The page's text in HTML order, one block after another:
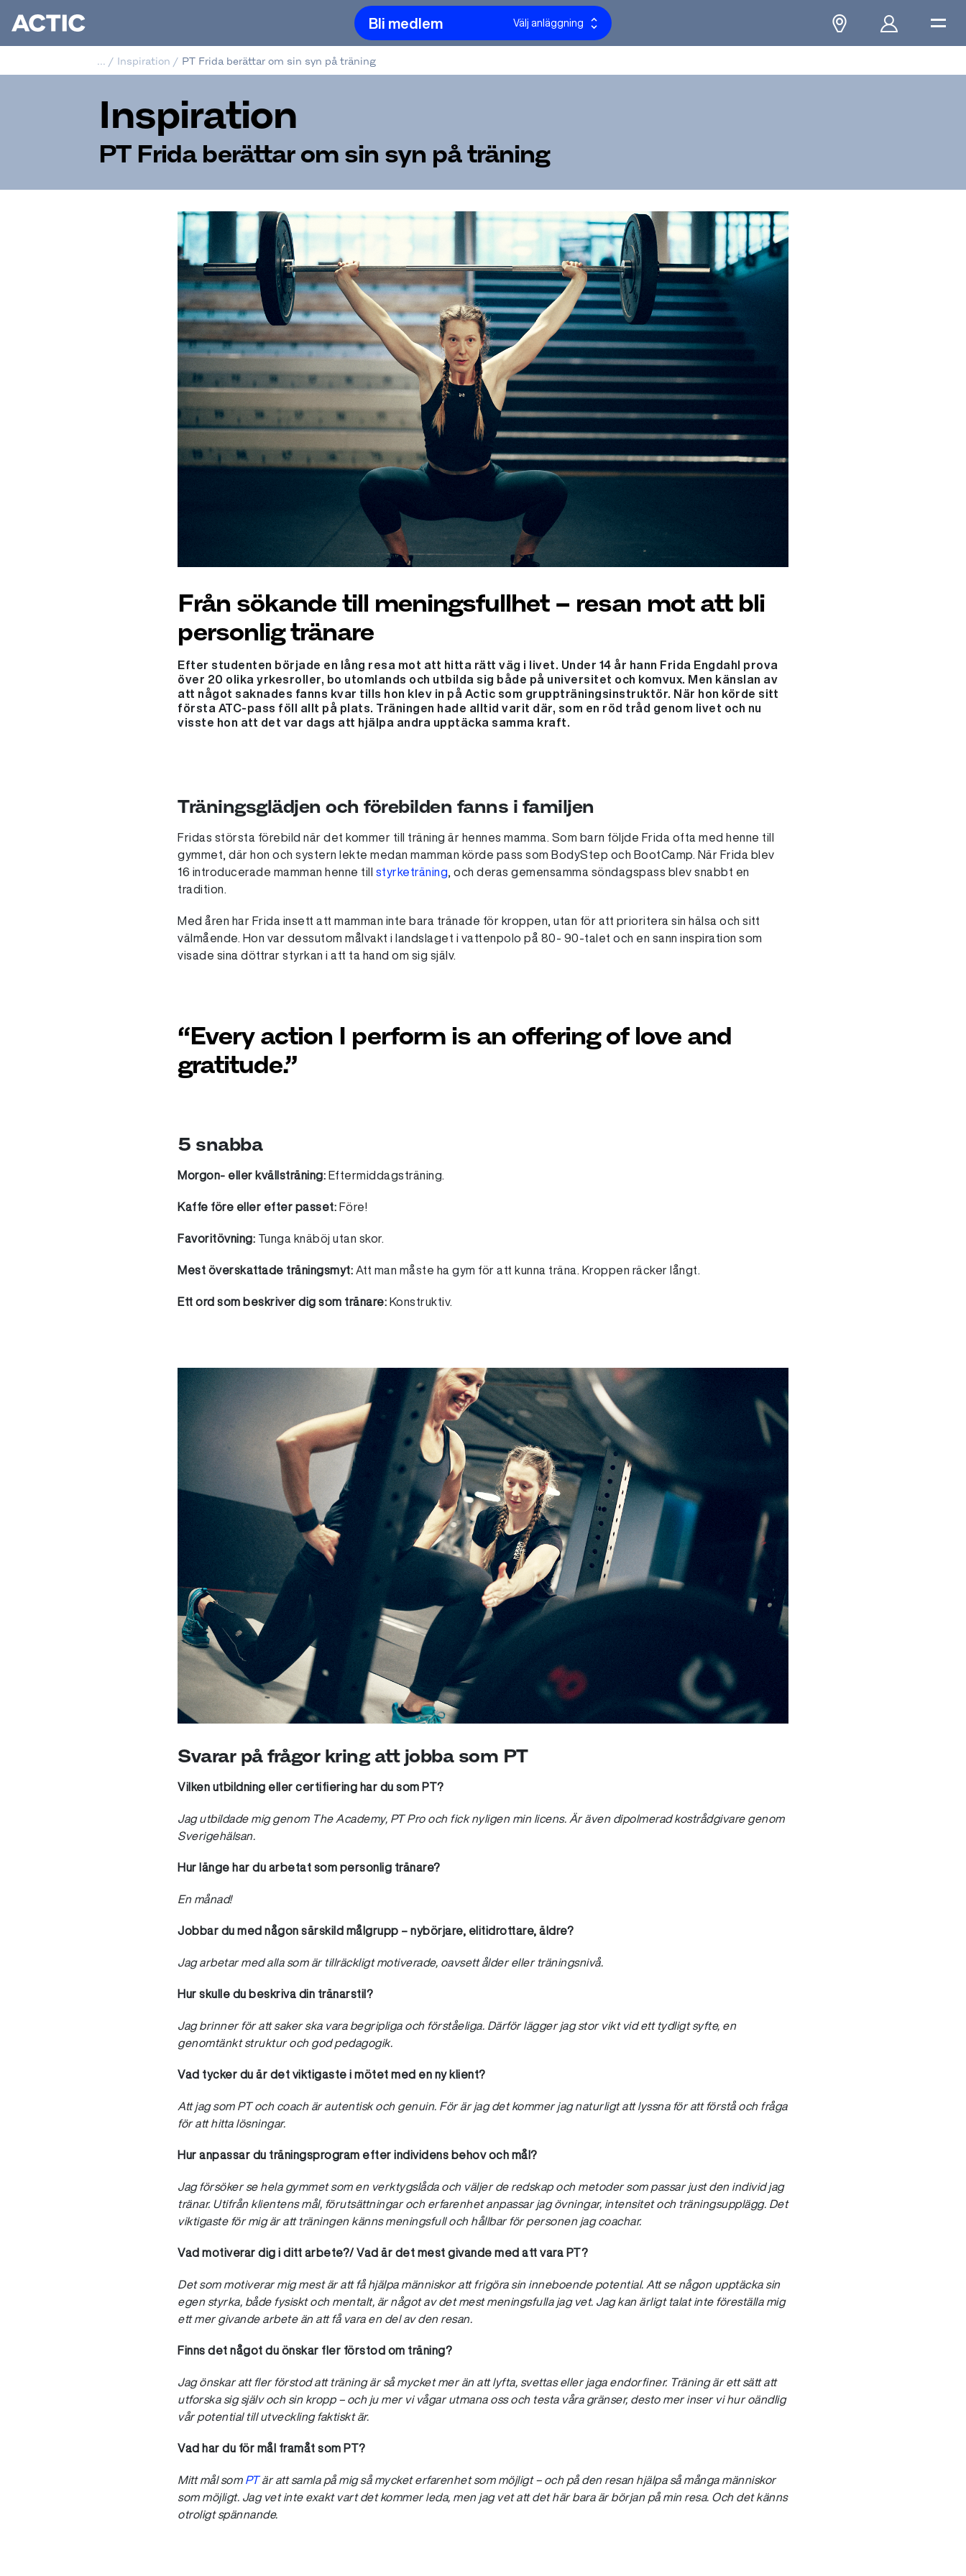
Bli medlem Välj anläggning
... / Inspiration / PT Frida berättar om sin syn på träning
Inspiration
PT Frida berättar om sin syn på träning
Från sökande till meningsfullhet – resan mot att bli
personlig tränare
Efter studenten började en lång resa mot att hitta rätt väg i livet. Under 14 år hann Frida Engdahl prova
över 20 olika yrkesroller, bo utomlands och utbilda sig både på universitet och komvux. Men känslan av
att något saknades fanns kvar tills hon klev in på Actic som gruppträningsinstruktör. När hon körde sitt
första ATC-pass föll allt på plats. Träningen hade alltid varit där, som en röd tråd genom livet och nu
visste hon att det var dags att hjälpa andra upptäcka samma kraft.
Träningsglädjen och förebilden fanns i familjen
Fridas största förebild när det kommer till träning är hennes mamma. Som barn följde Frida ofta med henne till
gymmet, där hon och systern lekte medan mamman körde pass som BodyStep och BootCamp. När Frida blev
16 introducerade mamman henne till styrketräning , och deras gemensamma söndagspass blev snabbt en
tradition.
Med åren har Frida insett att mamman inte bara tränade för kroppen, utan för att prioritera sin hälsa och sitt
välmående. Hon var dessutom målvakt i landslaget i vattenpolo på 80- 90-talet och en sann inspiration som
visade sina döttrar styrkan i att ta hand om sig själv.
“Every action I perform is an offering of love and
gratitude.”
5 snabba
Morgon- eller kvällsträning: Eftermiddagsträning.
Kaffe före eller efter passet: Före!
Favoritövning: Tunga knäböj utan skor.
Mest överskattade träningsmyt: Att man måste ha gym för att kunna träna. Kroppen räcker långt.
Ett ord som beskriver dig som tränare: Konstruktiv.
Svarar på frågor kring att jobba som PT
Vilken utbildning eller certifiering har du som PT?
Jag utbildade mig genom The Academy, PT Pro och fick nyligen min licens. Är även dipolmerad kostrådgivare genom
Sverigehälsan.
Hur länge har du arbetat som personlig tränare?
En månad!
Jobbar du med någon särskild målgrupp – nybörjare, elitidrottare, äldre?
Jag arbetar med alla som är tillräckligt motiverade, oavsett ålder eller träningsnivå.
Hur skulle du beskriva din tränarstil?
Jag brinner för att saker ska vara begripliga och förståeliga. Därför lägger jag stor vikt vid ett tydligt syfte, en
genomtänkt struktur och god pedagogik.
Vad tycker du är det viktigaste i mötet med en ny klient?
Att jag som PT och coach är autentisk och genuin. För är jag det kommer jag naturligt att lyssna för att förstå och fråga
för att hitta lösningar.
Hur anpassar du träningsprogram efter individens behov och mål?
Jag försöker se hela gymmet som en verktygslåda och väljer de redskap och metoder som passar just den individ jag
tränar. Utifrån klientens mål, förutsättningar och erfarenhet anpassar jag övningar, intensitet och träningsupplägg. Det
viktigaste för mig är att träningen känns meningsfull och hållbar för personen jag coachar.
Vad motiverar dig i ditt arbete?/ Vad är det mest givande med att vara PT?
Det som motiverar mig mest är att få hjälpa människor att frigöra sin inneboende potential. Att se någon upptäcka sin
egen styrka, både fysiskt och mentalt, är något av det mest meningsfulla jag vet. Jag kan ärligt talat inte föreställa mig
ett mer givande arbete än att få vara en del av den resan.
Finns det något du önskar fler förstod om träning?
Jag önskar att fler förstod att träning är så mycket mer än att lyfta, svettas eller jaga endorfiner. Träning är ett sätt att
utforska sig själv och sin kropp – och ju mer vi vågar utmana oss och testa våra gränser, desto mer inser vi hur oändlig
vår potential till utveckling faktiskt är.
Vad har du för mål framåt som PT?
Mitt mål som PTär att samla på mig så mycket erfarenhet som möjligt – och på den resan hjälpa så många människor
som möjligt. Jag vet inte exakt vart det kommer leda, men jag vet att det här bara är början på min resa. Och det känns
otroligt spännande.